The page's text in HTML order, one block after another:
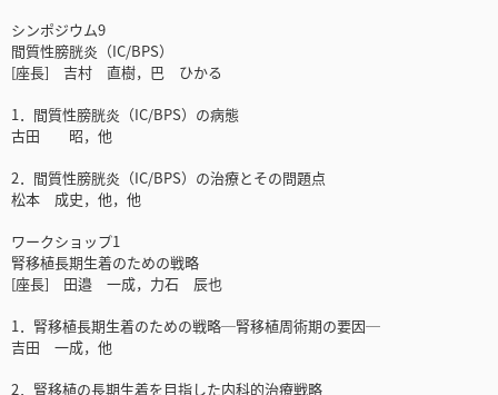
シンポジウム9
間質性膀胱炎（IC/BPS）
[座長] 吉村 直樹，巴 ひかる
1．間質性膀胱炎（IC/BPS）の病態
古田 昭，他
2．間質性膀胱炎（IC/BPS）の治療とその問題点
松本 成史，他，他
ワークショップ1
腎移植長期生着のための戦略
[座長] 田邉 一成，力石 辰也
1．腎移植長期生着のための戦略─腎移植周術期の要因─
吉田 一成，他
2．腎移植の長期生着を目指した内科的治療戦略